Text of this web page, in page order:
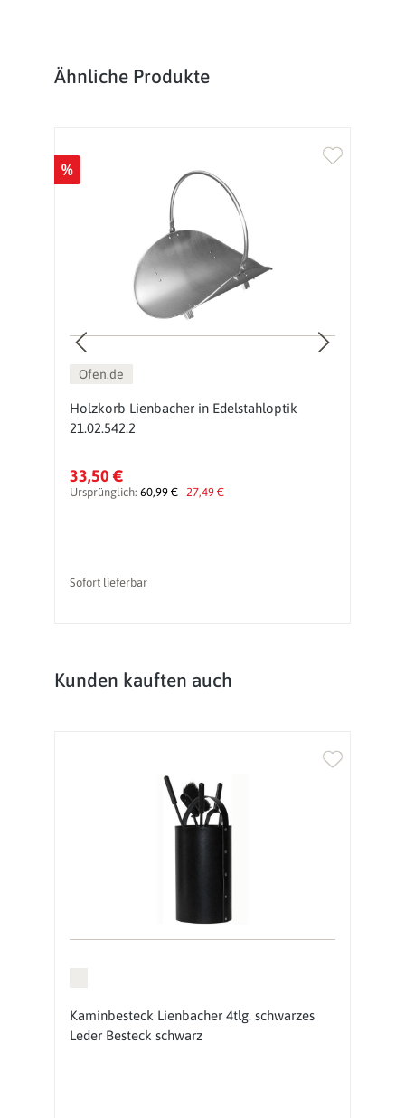
Produktgalerie überspringen
Ähnliche Produkte
%
Ofen.de
Holzkorb Lienbacher in Edelstahloptik
21.02.542.2
33,50 €
Ursprünglich: 60,99 €-27,49 €
Sofort lieferbar
Produktgalerie überspringen
Kunden kauften auch
Kaminbesteck Lienbacher 4tlg. schwarzes
Leder Besteck schwarz